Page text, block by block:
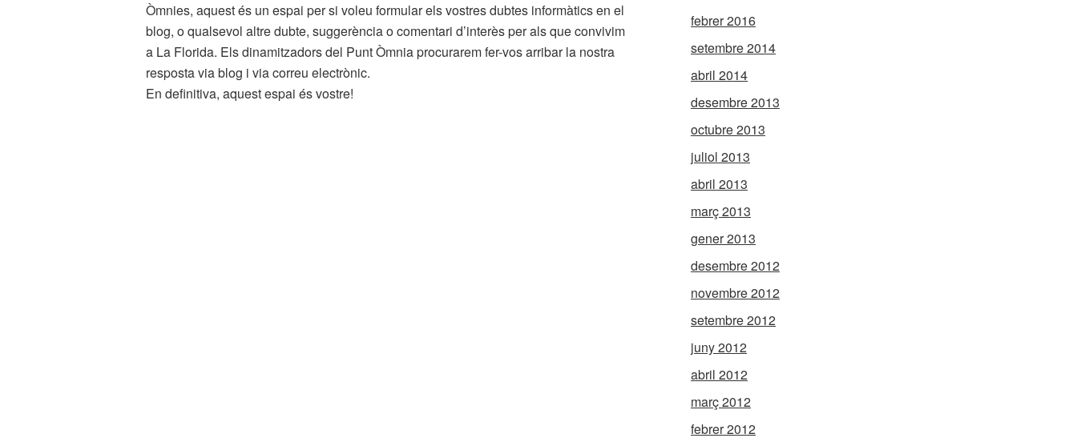
Òmnies, aquest és un espai per si voleu formular els vostres dubtes informàtics en el
blog, o qualsevol altre dubte, suggerència o comentari d’interès per als que convivim
a La Florida. Els dinamitzadors del Punt Òmnia procurarem fer-vos arribar la nostra
resposta via blog i via correu electrònic.
En definitiva, aquest espai és vostre!
febrer 2016
setembre 2014
abril 2014
desembre 2013
octubre 2013
juliol 2013
abril 2013
març 2013
gener 2013
desembre 2012
novembre 2012
setembre 2012
juny 2012
abril 2012
març 2012
febrer 2012